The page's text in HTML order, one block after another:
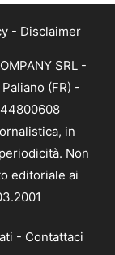
- Disclaimer
SRL -
(FR) -
in
Non
editoriale ai
- Contattaci